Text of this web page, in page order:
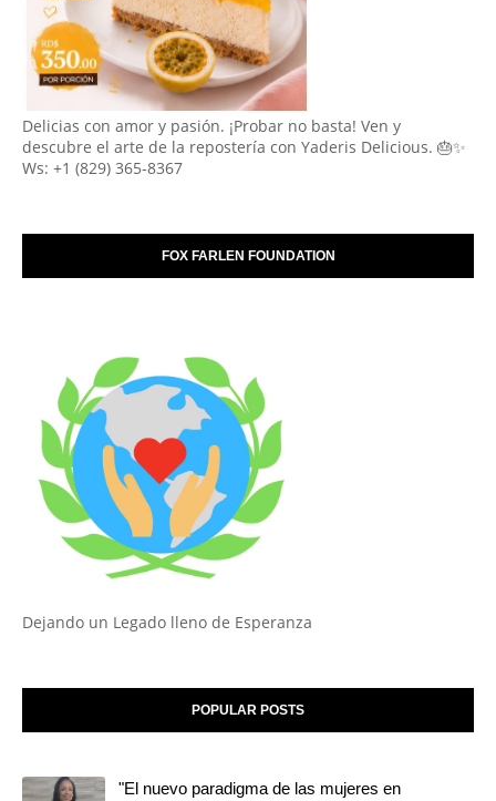
Delicias con amor y pasión. ¡Probar no basta! Ven y
descubre el arte de la repostería con Yaderis Delicious. 🎂✨
Ws: +1 (829) 365-8367
FOX FARLEN FOUNDATION
Dejando un Legado lleno de Esperanza
POPULAR POSTS
"El nuevo paradigma de las mujeres en